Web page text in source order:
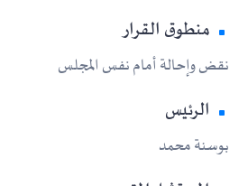
منطوق القرار
نقض وإحالة أمام نفس المجلس
الرئيس
بوسنة محمد